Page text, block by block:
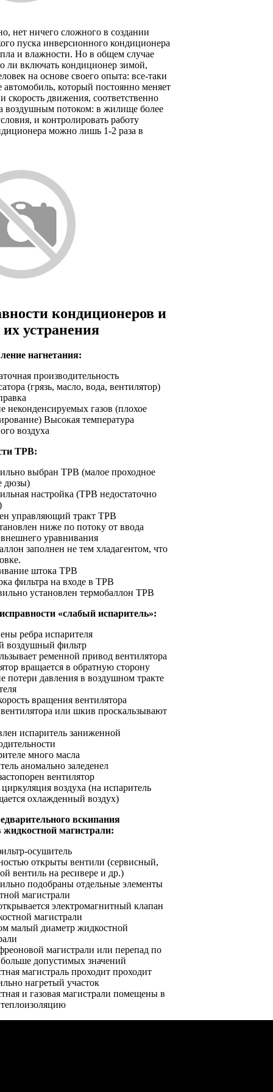
нет ничего сложного в создании
пуска инверсионного кондиционера
и влажности. Но в общем случае
ли включать кондиционер зимой,
на основе своего опыта: все-таки
автомобиль, который постоянно меняет
скорость движения, соответственно
воздушным потоком: в жилище более
и контролировать работу
можно лишь 1-2 раза в
кондиционеров и
устранения
нагнетания:
производительность
(грязь, масло, вода, вентилятор)
неконденсируемых газов (плохое
Высокая температура
воздуха
ТРВ:
выбран ТРВ (малое проходное
дюзы)
настройка (ТРВ недостаточно
управляющий тракт ТРВ
ниже по потоку от ввода
уравнивания
заполнен не тем хладагентом, что
штока ТРВ
фильтра на входе в ТРВ
установлен термобаллон ТРВ
«слабый испаритель»:
ребра испарителя
воздушный фильтр
ременной привод вентилятора
вращается в обратную сторону
потери давления в воздушном тракте
вращения вентилятора
или шкив проскальзывают
испаритель заниженной
много масла
аномально заледенел
вентилятор
воздуха (на испаритель
охлажденный воздух)
вскипания
жидкостной магистрали:
осушитель
открыты вентили (сервисный,
вентиль на ресивере и др.)
подобраны отдельные элементы
магистрали
электромагнитный клапан
магистрали
малый диаметр жидкостной
магистрали или перепад по
допустимых значений
магистраль проходит проходит
нагретый участок
и газовая магистрали помещены в